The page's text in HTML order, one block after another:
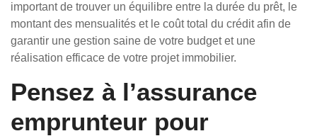
important de trouver un équilibre entre la durée du prêt, le
montant des mensualités et le coût total du crédit afin de
garantir une gestion saine de votre budget et une
réalisation efficace de votre projet immobilier.
Pensez à l’assurance
emprunteur pour